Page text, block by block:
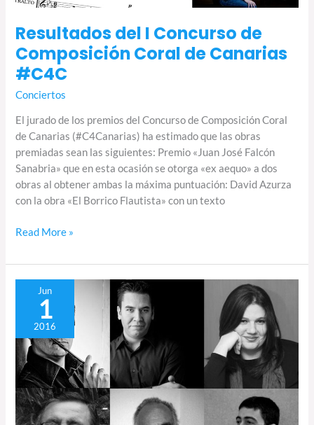
Resultados del I Concurso de
Composición Coral de Canarias
#C4C
Conciertos
El jurado de los premios del Concurso de Composición Coral
de Canarias (#C4Canarias) ha estimado que las obras
premiadas sean las siguientes: Premio «Juan José Falcón
Sanabria» que en esta ocasión se otorga «ex aequo» a dos
obras al obtener ambas la máxima puntuación: David Azurza
con la obra «El Borrico Flautista» con un texto
Read More »
Jun
1
2016
Miembros
Jurado
de
la
primera
edición
del
C4C